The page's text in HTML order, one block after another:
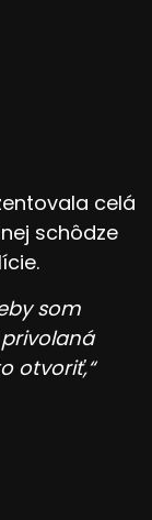
celá
schôdze
som
otvoriť,“